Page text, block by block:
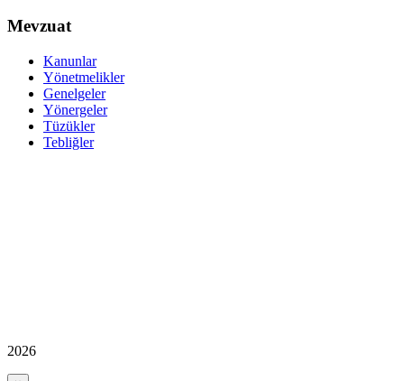
Mevzuat
Kanunlar
Yönetmelikler
Genelgeler
Yönergeler
Tüzükler
Tebliğler
2026